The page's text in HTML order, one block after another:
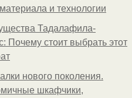
и технологии
Тадалафила-
Почему стоит выбрать этот
нового поколения.
шкафчики,